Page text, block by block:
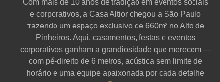
Com mais de 10 anos de tradição em eventos sociais
e corporativos, a Casa Altior chegou a São Paulo
trazendo um espaço exclusivo de 660m² no Alto de
Pinheiros. Aqui, casamentos, festas e eventos
corporativos ganham a grandiosidade que merecem —
com pé-direito de 6 metros, acústica sem limite de
horário e uma equipe apaixonada por cada detalhe